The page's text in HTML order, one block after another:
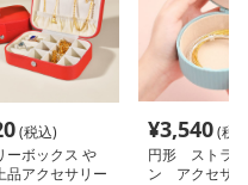
(税込)
ーボックス や
品アクセサリー
¥3,540(税
円形 ストラ
ン アクセサ